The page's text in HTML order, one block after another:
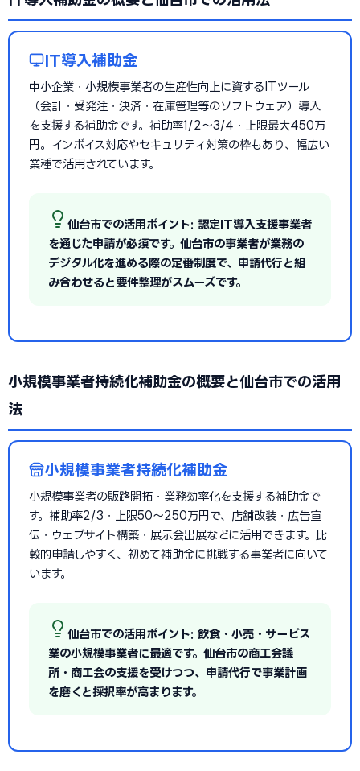
IT導入補助金
中小企業・小規模事業者の生産性向上に資するITツール
（会計・受発注・決済・在庫管理等のソフトウェア）導入
を支援する補助金です。補助率1/2〜3/4・上限最大450万
円。インボイス対応やセキュリティ対策の枠もあり、幅広い
業種で活用されています。
仙台市での活用ポイント: 認定IT導入支援事業者
を通じた申請が必須です。仙台市の事業者が業務の
デジタル化を進める際の定番制度で、申請代行と組
み合わせると要件整理がスムーズです。
小規模事業者持続化補助金の概要と仙台市での活用
法
小規模事業者持続化補助金
小規模事業者の販路開拓・業務効率化を支援する補助金で
す。補助率2/3・上限50〜250万円で、店舗改装・広告宣
伝・ウェブサイト構築・展示会出展などに活用できます。比
較的申請しやすく、初めて補助金に挑戦する事業者に向いて
います。
仙台市での活用ポイント: 飲食・小売・サービス
業の小規模事業者に最適です。仙台市の商工会議
所・商工会の支援を受けつつ、申請代行で事業計画
を磨くと採択率が高まります。